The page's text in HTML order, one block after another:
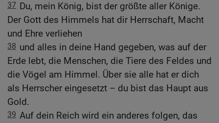
37 Du, mein König, bist der größte aller Könige.
Der Gott des Himmels hat dir Herrschaft, Macht
und Ehre verliehen
38 und alles in deine Hand gegeben, was auf der
Erde lebt, die Menschen, die Tiere des Feldes und
die Vögel am Himmel. Über sie alle hat er dich
als Herrscher eingesetzt – du bist das Haupt aus
Gold.
39 Auf dein Reich wird ein anderes folgen, das